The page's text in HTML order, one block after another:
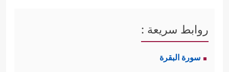
روابط سريعة :
سورة البقرة